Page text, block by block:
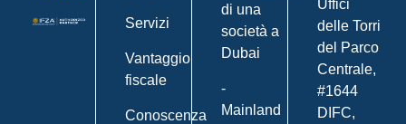
Servizi
Vantaggio
fiscale
Conoscenza
di una
società a
Dubai
-
Mainland
Uffici
delle Torri
del Parco
Centrale,
#1644
DIFC,